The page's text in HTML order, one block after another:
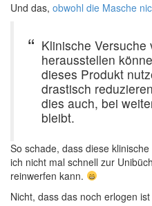
Und das, obwohl die Masche
Klinische
herausstellen
dieses Produkt
drastisch
dies auch, bei
bleibt.
So schade, dass diese
ich nicht mal schnell zur
reinwerfen kann.
Nicht, dass das noch erlogen